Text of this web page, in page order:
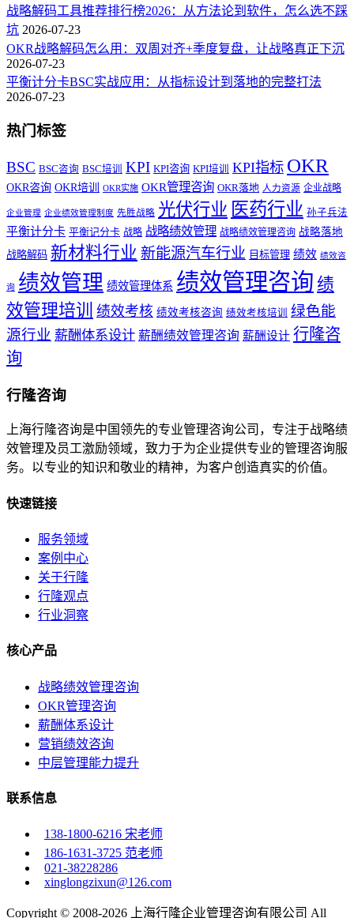
战略解码工具推荐排行榜2026：从方法论到软件，怎么选不踩
坑 2026-07-23
OKR战略解码怎么用：双周对齐+季度复盘，让战略真正下沉
2026-07-23
平衡计分卡BSC实战应用：从指标设计到落地的完整打法
2026-07-23
热门标签
BSC BSC咨询 BSC培训 KPI KPI咨询 KPI培训 KPI指标 OKR
OKR咨询 OKR培训 OKR实施 OKR管理咨询 OKR落地 人力资源 企业战略
企业管理 企业绩效管理制度 先胜战略 光伏行业 医药行业 孙子兵法
平衡计分卡 平衡记分卡 战略 战略绩效管理 战略绩效管理咨询 战略落地
战略解码 新材料行业 新能源汽车行业 目标管理 绩效 绩效咨
询 绩效管理 绩效管理体系 绩效管理咨询 绩
效管理培训 绩效考核 绩效考核咨询 绩效考核培训
绿色能
源行业 薪酬体系设计 薪酬绩效管理咨询 薪酬设计 行隆咨
询
行隆咨询
上海行隆咨询是中国领先的专业管理咨询公司，专注于战略绩
效管理及员工激励领域，致力于为企业提供专业的管理咨询服
务。以专业的知识和敬业的精神，为客户创造真实的价值。
快速链接
服务领域
案例中心
关于行隆
行隆观点
行业洞察
核心产品
战略绩效管理咨询
OKR管理咨询
薪酬体系设计
营销绩效咨询
中层管理能力提升
联系信息
138-1800-6216 宋老师
186-1631-3725 范老师
021-38228286
xinglongzixun@126.com
Copyright © 2008-2026 上海行隆企业管理咨询有限公司 All